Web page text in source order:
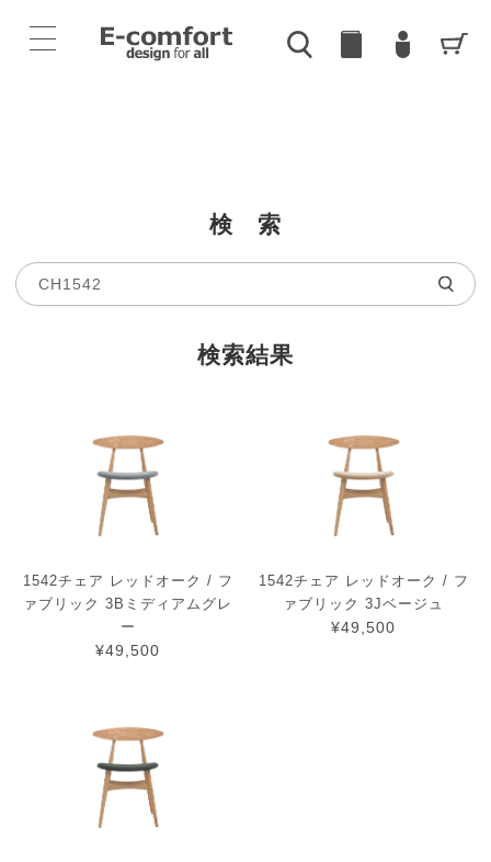
検 索
検索結果
1542チェア レッドオーク / フ
ァブリック 3Bミディアムグレ
ー
¥49,500
1542チェア レッドオーク / フ
ァブリック 3Jベージュ
¥49,500